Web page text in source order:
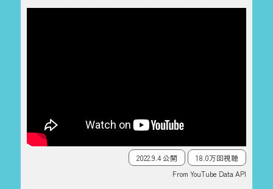
2022.9.4 公開
18.0万回視聴
From YouTube Data API